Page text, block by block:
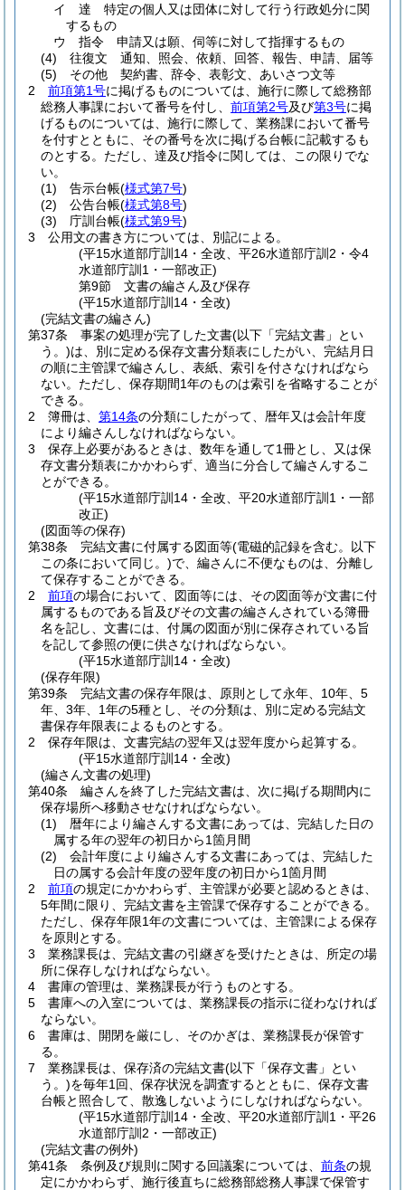
イ
達 特定の個人又は団体に対して行う行政処分に関
するもの
ウ
指令 申請又は願、伺等に対して指揮するもの
(4)
往復文 通知、照会、依頼、回答、報告、申請、届等
(5)
その他 契約書、辞令、表彰文、あいさつ文等
2
前項第1号に掲げるものについては、施行に際して総務部
総務人事課において番号を付し、 前項第2号及び第3号に掲
げるものについては、施行に際して、業務課において番号
を付すとともに、その番号を次に掲げる台帳に記載するも
のとする。 ただし、達及び指令に関しては、この限りでな
い。
(1)
告示台帳(様式第7号)
(2)
公告台帳(様式第8号)
(3)
庁訓台帳(様式第9号)
3
公用文の書き方については、別記による。
(平15水道部庁訓14・全改、平26水道部庁訓2・令4
水道部庁訓1・一部改正)
第9節
文書の編さん及び保存
(平15水道部庁訓14・全改)
(完結文書の編さん)
第37条
事案の処理が完了した文書(以下「完結文書」とい
う。)は、別に定める保存文書分類表にしたがい、完結月日
の順に主管課で編さんし、表紙、索引を付さなければなら
ない。 ただし、保存期間1年のものは索引を省略することが
できる。
2
簿冊は、 第14条の分類にしたがって、暦年又は会計年度
により編さんしなければならない。
3
保存上必要があるときは、数年を通して1冊とし、又は保
存文書分類表にかかわらず、適当に分合して編さんするこ
とができる。
(平15水道部庁訓14・全改、平20水道部庁訓1・一部
改正)
(図面等の保存)
第38条
完結文書に付属する図面等(電磁的記録を含む。以下
この条において同じ。)で、編さんに不便なものは、分離し
て保存することができる。
2
前項の場合において、図面等には、その図面等が文書に付
属するものである旨及びその文書の編さんされている簿冊
名を記し、文書には、付属の図面が別に保存されている旨
を記して参照の便に供さなければならない。
(平15水道部庁訓14・全改)
(保存年限)
第39条
完結文書の保存年限は、原則として永年、10年、5
年、3年、1年の5種とし、その分類は、別に定める完結文
書保存年限表によるものとする。
2
保存年限は、文書完結の翌年又は翌年度から起算する。
(平15水道部庁訓14・全改)
(編さん文書の処理)
第40条
編さんを終了した完結文書は、次に掲げる期間内に
保存場所へ移動させなければならない。
(1)
暦年により編さんする文書にあっては、完結した日の
属する年の翌年の初日から1箇月間
(2)
会計年度により編さんする文書にあっては、完結した
日の属する会計年度の翌年度の初日から1箇月間
2
前項の規定にかかわらず、主管課が必要と認めるときは、
5年間に限り、完結文書を主管課で保存することができる。
ただし、保存年限1年の文書については、主管課による保存
を原則とする。
3
業務課長は、完結文書の引継ぎを受けたときは、所定の場
所に保存しなければならない。
4
書庫の管理は、業務課長が行うものとする。
5
書庫への入室については、業務課長の指示に従わなければ
ならない。
6
書庫は、開閉を厳にし、そのかぎは、業務課長が保管す
る。
7
業務課長は、保存済の完結文書(以下「保存文書」とい
う。)を毎年1回、保存状況を調査するとともに、保存文書
台帳と照合して、散逸しないようにしなければならない。
(平15水道部庁訓14・全改、平20水道部庁訓1・平26
水道部庁訓2・一部改正)
(完結文書の例外)
第41条
条例及び規則に関する回議案については、 前条の規
定にかかわらず、施行後直ちに総務部総務人事課で保管す